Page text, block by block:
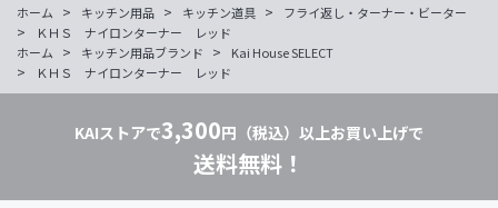
ホーム > キッチン用品 > キッチン道具 > フライ返し・ターナー・ビーター
>
ＫＨＳ ナイロンターナー レッド
ホーム
> キッチン用品ブランド > Kai House SELECT
> ＫＨＳ ナイロンターナー レッド
KAIストアで3,300円（税込）以上お買い上げで
送料無料！